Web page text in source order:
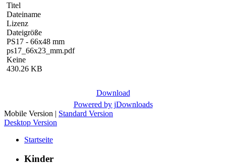
Titel
Dateiname
Lizenz
Dateigröße
PS17 - 66x48 mm
ps17_66x23_mm.pdf
Keine
430.26 KB
Download
Powered by jDownloads
Mobile Version | Standard Version
Desktop Version
Startseite
Kinder